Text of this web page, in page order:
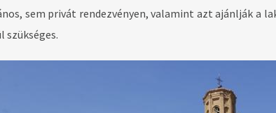
sem privát rendezvényen, valamint azt ajánlják a